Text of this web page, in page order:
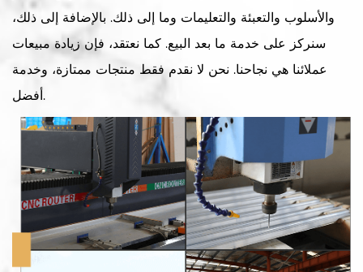
والأسلوب والتعبئة والتعليمات وما إلى ذلك. بالإضافة إلى ذلك،
سنركز على خدمة ما بعد البيع. كما نعتقد، فإن زيادة مبيعات
عملائنا هي نجاحنا. نحن لا نقدم فقط منتجات ممتازة، وخدمة
أفضل.